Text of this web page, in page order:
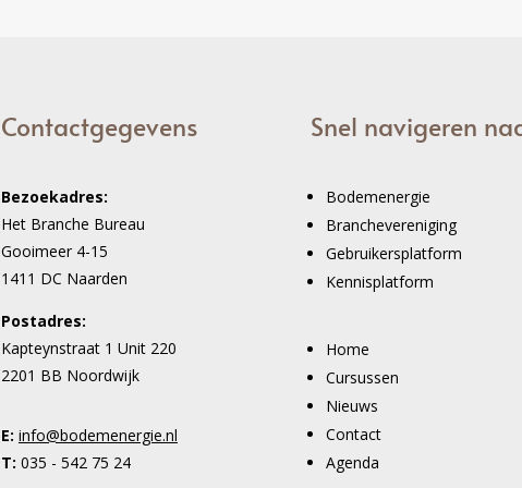
Contactgegevens
Bezoekadres:
Het Branche Bureau
Gooimeer 4-15
1411 DC Naarden
Postadres:
Kapteynstraat 1 Unit 220
2201 BB Noordwijk
E: info@bodemenergie.nl
T: 035 - 542 75 24
Snel navigeren
Bodemenergie
Branchevereniging
Gebruikersplatform
Kennisplatform
Home
Cursussen
Nieuws
Contact
Agenda